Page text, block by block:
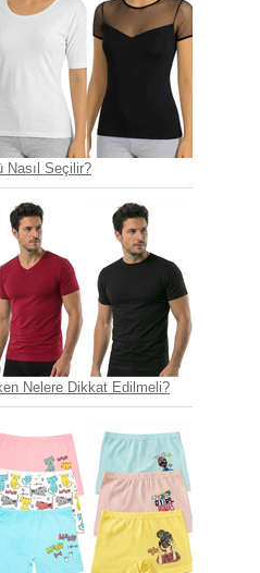
Nasıl Seçilir?
Nelere Dikkat Edilmeli?